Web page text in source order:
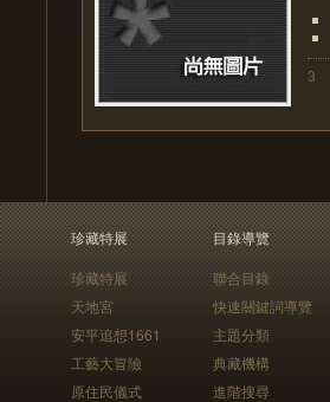
3
珍藏特展
珍藏特展
天地宮
安平追想1661
工藝大冒險
原住民儀式
目錄導覽
聯合目錄
快速關鍵詞導覽
主題分類
典藏機構
進階搜尋